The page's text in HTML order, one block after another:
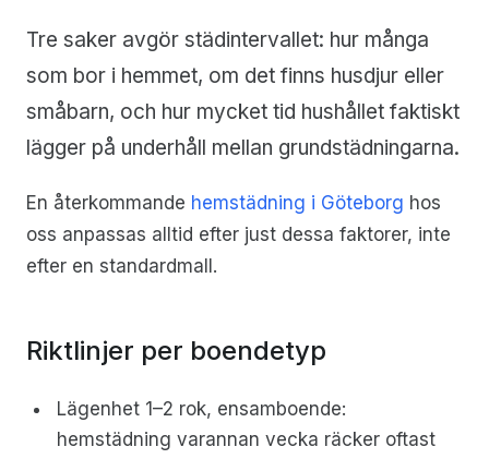
Tre saker avgör städintervallet: hur många
som bor i hemmet, om det finns husdjur eller
småbarn, och hur mycket tid hushållet faktiskt
lägger på underhåll mellan grundstädningarna.
En återkommande hemstädning i Göteborg hos
oss anpassas alltid efter just dessa faktorer, inte
efter en standardmall.
Riktlinjer per boendetyp
Lägenhet 1–2 rok, ensamboende:
hemstädning varannan vecka räcker oftast